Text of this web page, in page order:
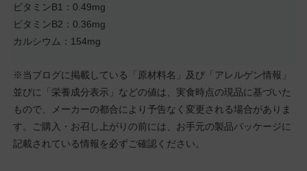
ビタミンB1：0.49mg
ビタミンB2：0.36mg
カルシウム：154mg
※当ブログに掲載している「原材料名」及び「アレルゲン情報」
並びに「栄養成分表示」などの値は、実食時点の現品に基づいた
もので、メーカーの都合により予告なく変更される場合がありま
す。ご購入・お召し上がりの前には、お手元の製品パッケージに
記載されている情報を必ずご確認ください。